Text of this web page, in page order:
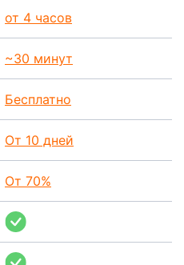
от 4 часов
~30 минут
Бесплатно
От 10 дней
От 70%